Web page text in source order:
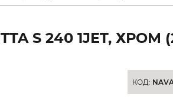
S 240 1JET, ХРОМ
КОД: